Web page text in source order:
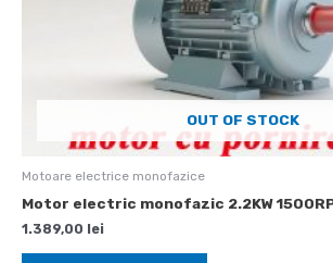
OUT OF STOCK
Motoare electrice monofazice
Motor electric monofazic 2.2KW
1.389,00 lei